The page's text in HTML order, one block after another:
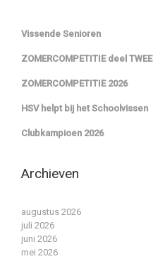
Vissende Senioren
ZOMERCOMPETITIE deel TWEE
ZOMERCOMPETITIE 2026
HSV helpt bij het Schoolvissen
Clubkampioen 2026
Archieven
augustus 2026
juli 2026
juni 2026
mei 2026